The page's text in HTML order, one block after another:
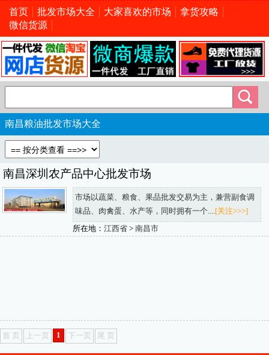
首页 批发市场大全 大家喜欢的市场
拿货攻略
微信货源
南昌粮油批发市场大全
南昌深圳农产品中心批发市场
市场以蔬菜、粮食、果品批发交易为主，兼营副食调
味品、肉禽蛋、水产等，同时拥有一个.... [关注>>>]
所在地： 江西省> 南昌市
首 页 上一页 1 下一页 尾 页